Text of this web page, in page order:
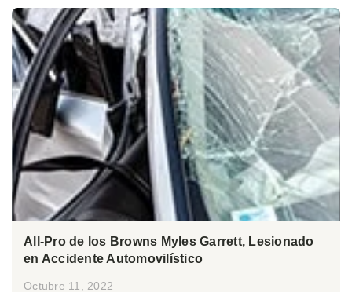
All-Pro de los Browns Myles Garrett, Lesionado
en Accidente Automovilístico
Octubre 11, 2022